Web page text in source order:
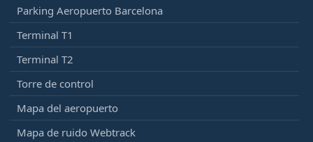
Parking Aeropuerto Barcelona
Terminal T1
Terminal T2
Torre de control
Mapa del aeropuerto
Mapa de ruido Webtrack